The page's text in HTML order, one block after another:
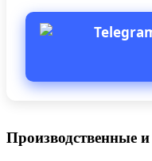
Производственные